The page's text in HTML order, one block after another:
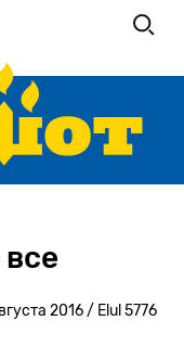
2016 / Elul 5776